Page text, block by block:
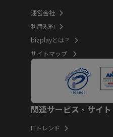
運営会社
利用規約
bizplayとは？
サイトマップ
関連サービス・サイト
ITトレンド